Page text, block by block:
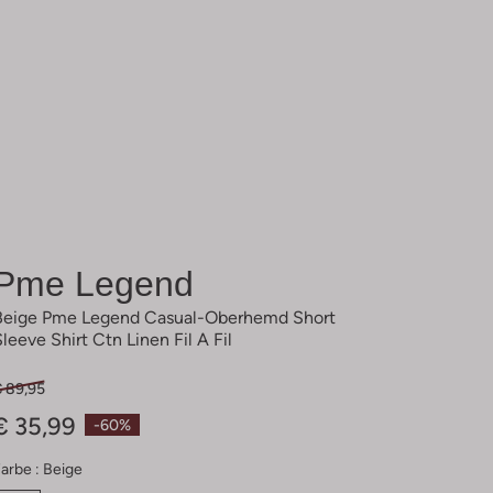
Legend
Pme Legend Casual-Oberhemd Short
Shirt Ctn Linen Fil A Fil
-60%
89,95
35,99
: Beige